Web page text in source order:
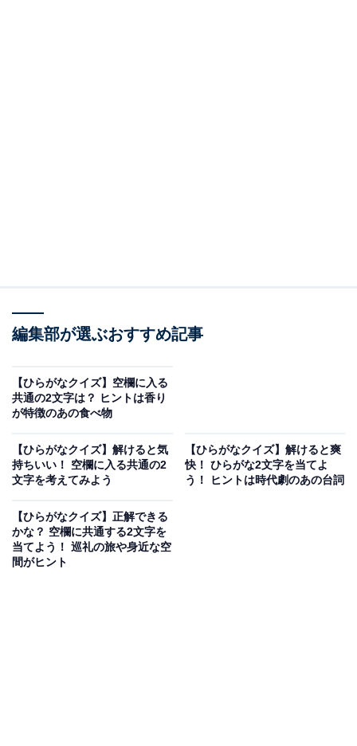
編集部が選ぶおすすめ記事
【ひらがなクイズ】空欄に入る
共通の2文字は？ ヒントは香り
が特徴のあの食べ物
【ひらがなクイズ】解けると気
持ちいい！ 空欄に入る共通の2
文字を考えてみよう
【ひらがなクイズ】解けると爽
快！ ひらがな2文字を当てよ
う！ ヒントは時代劇のあの台詞
【ひらがなクイズ】正解できる
かな？ 空欄に共通する2文字を
当てよう！ 巡礼の旅や身近な空
間がヒント